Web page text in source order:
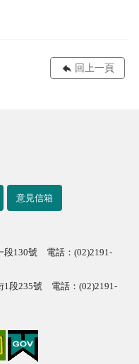
回上一頁
意見信箱
段130號 電話：(02)2191-
1段235號 電話：(02)2191-